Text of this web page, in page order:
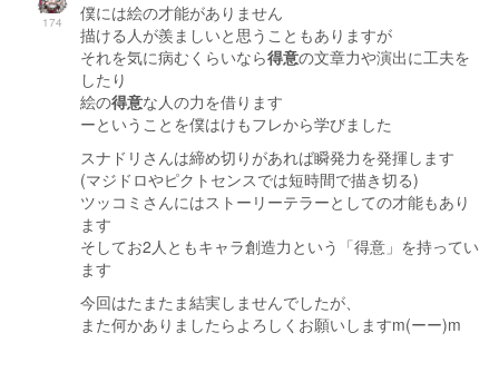
174
僕には絵の才能がありません
描ける人が羨ましいと思うこともありますが
それを気に病むくらいなら得意の文章力や演出に工夫を
したり
絵の得意な人の力を借ります
ーということを僕はけもフレから学びました
スナドリさんは締め切りがあれば瞬発力を発揮します
(マジドロやピクトセンスでは短時間で描き切る)
ツッコミさんにはストーリーテラーとしての才能もあり
ます
そしてお2人ともキャラ創造力という「得意」を持ってい
ます
今回はたまたま結実しませんでしたが、
また何かありましたらよろしくお願いしますm(ーー)m